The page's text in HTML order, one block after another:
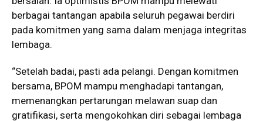
berbagai tantangan apabila seluruh pegawai berdiri
pada komitmen yang sama dalam menjaga integritas
lembaga.
“Setelah badai, pasti ada pelangi. Dengan komitmen
bersama, BPOM mampu menghadapi tantangan,
memenangkan pertarungan melawan suap dan
gratifikasi, serta mengokohkan diri sebagai lembaga